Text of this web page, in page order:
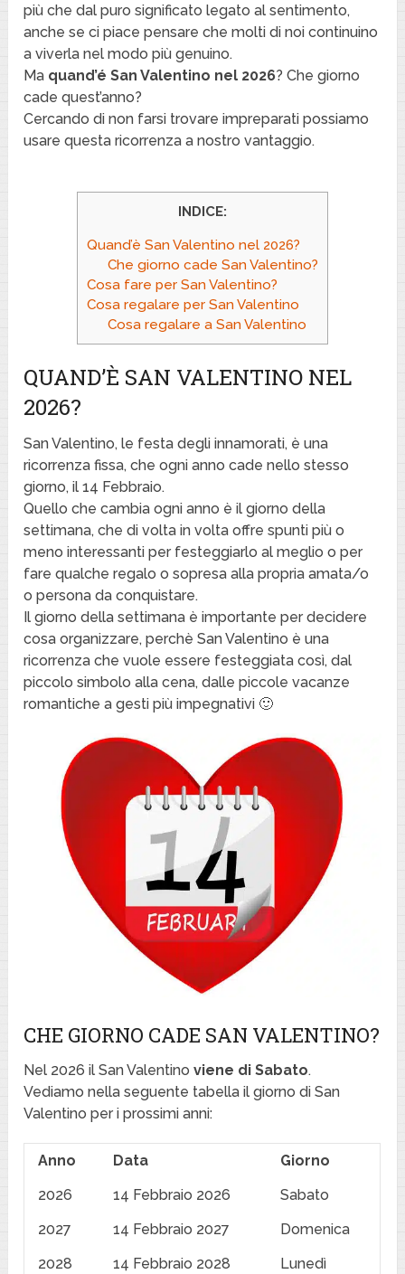
più che dal puro significato legato al sentimento,
anche se ci piace pensare che molti di noi continuino
a viverla nel modo più genuino.
Ma quand’é San Valentino nel 2026? Che giorno
cade quest’anno?
Cercando di non farsi trovare impreparati possiamo
usare questa ricorrenza a nostro vantaggio.
INDICE:
Quand’è San Valentino nel 2026?
Che giorno cade San Valentino?
Cosa fare per San Valentino?
Cosa regalare per San Valentino
Cosa regalare a San Valentino
QUAND’È SAN VALENTINO NEL
2026?
San Valentino, le festa degli innamorati, è una
ricorrenza fissa, che ogni anno cade nello stesso
giorno, il 14 Febbraio.
Quello che cambia ogni anno è il giorno della
settimana, che di volta in volta offre spunti più o
meno interessanti per festeggiarlo al meglio o per
fare qualche regalo o sopresa alla propria amata/o
o persona da conquistare.
Il giorno della settimana è importante per decidere
cosa organizzare, perchè San Valentino è una
ricorrenza che vuole essere festeggiata così, dal
piccolo simbolo alla cena, dalle piccole vacanze
romantiche a gesti più impegnativi 🙂
CHE GIORNO CADE SAN VALENTINO?
Nel 2026 il San Valentinoviene di Sabato.
Vediamo nella seguente tabella il giorno di San
Valentino per i prossimi anni:
Anno Data
Giorno
2026
14 Febbraio 2026
Sabato
2027
14 Febbraio 2027
Domenica
2028
14 Febbraio 2028 Lunedì